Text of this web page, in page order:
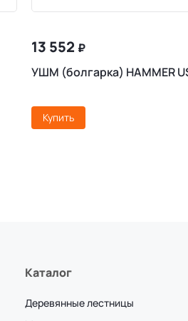
13 552 ₽
УШМ (болгарка) HAMMER
Купить
Каталог
Деревянные лестницы